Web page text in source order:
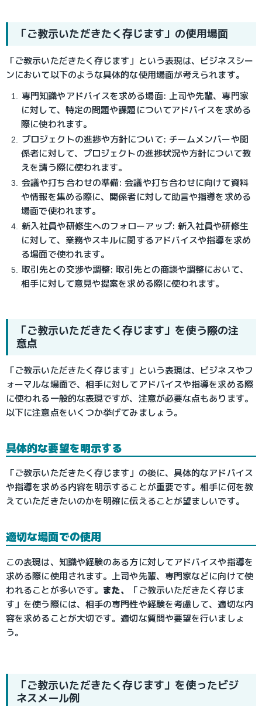
「ご教示いただきたく存じます」の使用場面
「ご教示いただきたく存じます」という表現は、ビジネスシー
ンにおいて以下のような具体的な使用場面が考えられます。
専門知識やアドバイスを求める場面: 上司や先輩、専門家
に対して、特定の問題や課題についてアドバイスを求める
際に使われます。
プロジェクトの進捗や方針について: チームメンバーや関
係者に対して、プロジェクトの進捗状況や方針について教
えを請う際に使われます。
会議や打ち合わせの準備: 会議や打ち合わせに向けて資料
や情報を集める際に、関係者に対して助言や指導を求める
場面で使われます。
新入社員や研修生へのフォローアップ: 新入社員や研修生
に対して、業務やスキルに関するアドバイスや指導を求め
る場面で使われます。
取引先との交渉や調整: 取引先との商談や調整において、
相手に対して意見や提案を求める際に使われます。
「ご教示いただきたく存じます」を使う際の注
意点
「ご教示いただきたく存じます」という表現は、ビジネスやフ
ォーマルな場面で、相手に対してアドバイスや指導を求める際
に使われる一般的な表現ですが、注意が必要な点もあります。
以下に注意点をいくつか挙げてみましょう。
具体的な要望を明示する
「ご教示いただきたく存じます」の後に、具体的なアドバイス
や指導を求める内容を明示することが重要です。相手に何を教
えていただきたいのかを明確に伝えることが望ましいです。
適切な場面での使用
この表現は、知識や経験のある方に対してアドバイスや指導を
求める際に使用されます。上司や先輩、専門家などに向けて使
われることが多いです。 また、
「ご教示いただきたく存じま
す」を使う際には、相手の専門性や経験を考慮して、適切な内
容を求めることが大切です。適切な質問や要望を行いましょ
う。
「ご教示いただきたく存じます」を使ったビジ
ネスメール例